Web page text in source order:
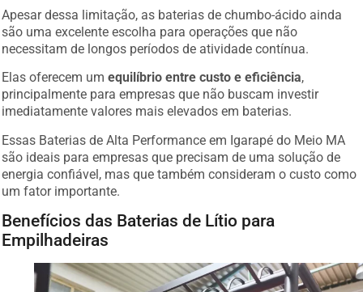
Apesar dessa limitação, as baterias de chumbo-ácido ainda
são uma excelente escolha para operações que não
necessitam de longos períodos de atividade contínua.
Elas oferecem umequilíbrio entre custo e eficiência
principalmente para empresas que não buscam investir
imediatamente valores mais elevados em baterias.
Essas Baterias de Alta Performance em Igarapé do Meio MA
são ideais para empresas que precisam de uma solução de
energia confiável, mas que também consideram o custo como
um fator importante.
Benefícios das Baterias de Lítio para
Empilhadeiras